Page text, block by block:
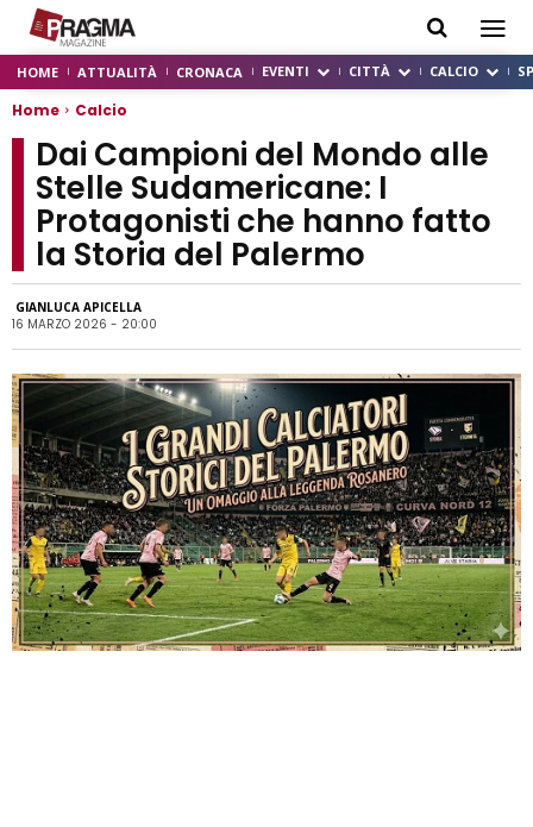
HOME ATTUALITÀ CRONACA EVENTI CITTÀ CALCIO
Home Calcio
Dai Campioni del Mondo alle
Stelle Sudamericane: I
Protagonisti che hanno fatto
la Storia del Palermo
GIANLUCA APICELLA
16 MARZO 2026 - 20:00